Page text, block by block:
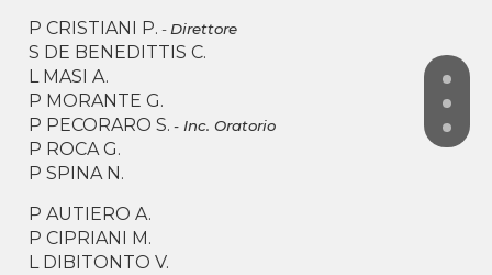
P CRISTIANI P. -Direttore
S DE BENEDITTIS C.
L MASI A.
P MORANTE G.
P PECORARO S. - Inc. Oratorio
P ROCA G.
P SPINA N.
P AUTIERO A.
P CIPRIANI M.
L DIBITONTO V.